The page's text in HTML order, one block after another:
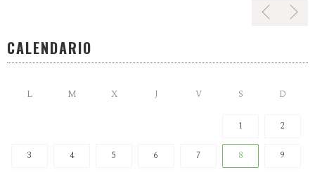
CALENDARIO
L M X J V S D
1 2
3 4 5 6 7 8 9